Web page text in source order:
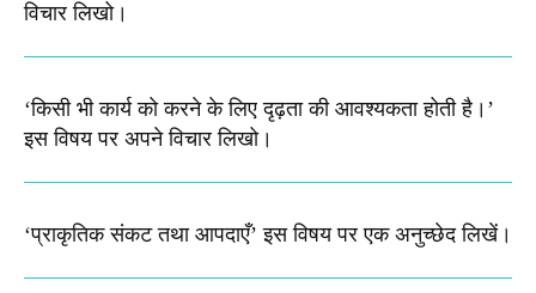
विचार लिखो।
‘किसी भी कार्य को करने के लिए दृढ़ता की आवश्यकता होती है।’
इस विषय पर अपने विचार लिखो।
‘प्राकृतिक संकट तथा आपदाएँ’ इस विषय पर एक अनुच्छेद लिखें।